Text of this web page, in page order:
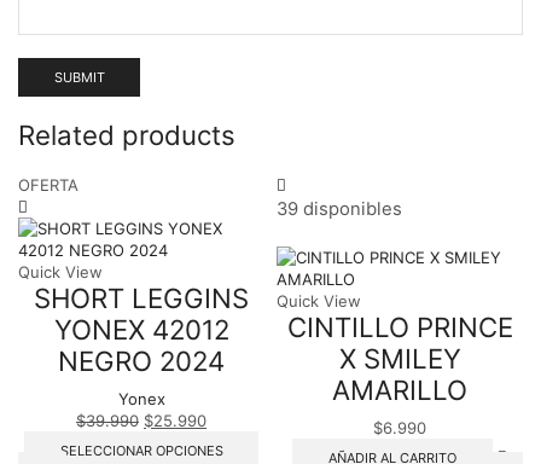
Related products
OFERTA
Quick View
SHORT LEGGINS
YONEX 42012
NEGRO 2024
Yonex
$39.990 El
precio
$25.990
precio
SELECCIONAR OPCIONES
39 disponibles
Quick View
CINTILLO PRINCE
X SMILEY
AMARILLO
$6.990
AÑADIR AL CARRITO